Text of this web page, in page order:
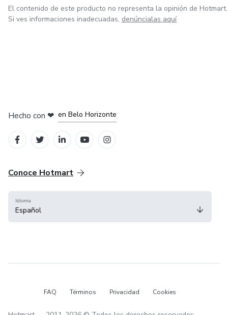
El contenido de este producto no representa la opinión de Hotmart.
Si ves informaciones inadecuadas, denúncialas aquí
Hecho con ❤ en Belo Horizonte
Conoce Hotmart
Idioma
Español
FAQ Términos Privacidad Cookies